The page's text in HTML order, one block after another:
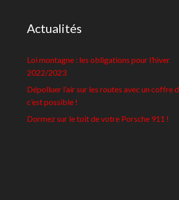
Actualités
Loi montagne : les obligations pour l’hiver
2022/2023
Dépolluer l’air sur les routes avec un coffre
c’est possible !
Dormez sur le toit de votre Porsche 911 !